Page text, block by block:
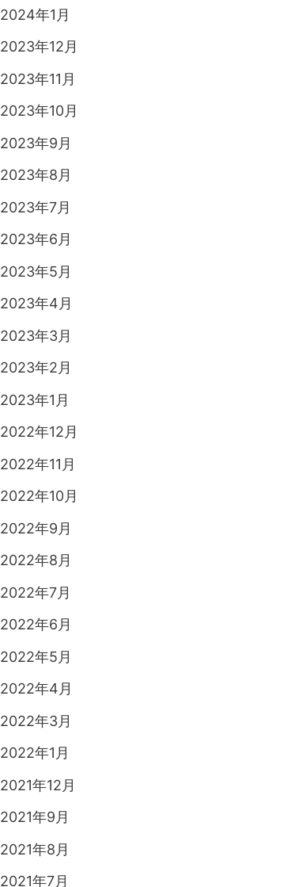
2024年1月
2023年12月
2023年11月
2023年10月
2023年9月
2023年8月
2023年7月
2023年6月
2023年5月
2023年4月
2023年3月
2023年2月
2023年1月
2022年12月
2022年11月
2022年10月
2022年9月
2022年8月
2022年7月
2022年6月
2022年5月
2022年4月
2022年3月
2022年1月
2021年12月
2021年9月
2021年8月
2021年7月